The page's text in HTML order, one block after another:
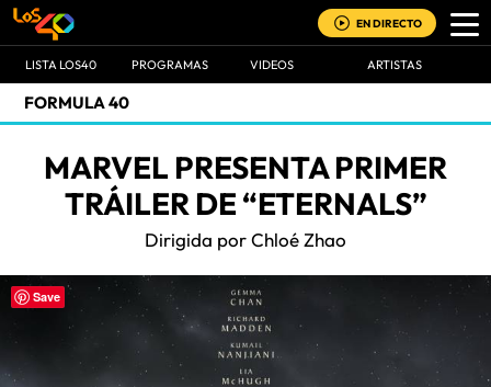
EN DIRECTO
LISTA LOS40 PROGRAMAS VIDEOS ARTISTAS
FORMULA 40
MARVEL PRESENTA PRIMER
TRÁILER DE “ETERNALS”
Dirigida por Chloé Zhao
Save